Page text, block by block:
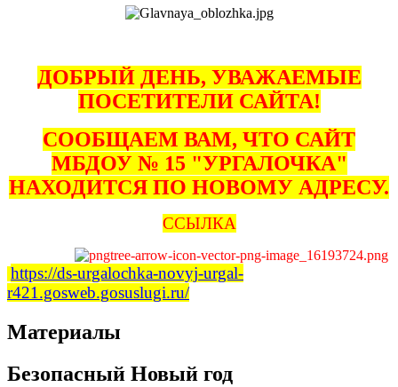
ДОБРЫЙ ДЕНЬ, УВАЖАЕМЫЕ
ПОСЕТИТЕЛИ САЙТА!
СООБЩАЕМ ВАМ, ЧТО САЙТ
МБДОУ № 15 "УРГАЛОЧКА"
НАХОДИТСЯ ПО НОВОМУ АДРЕСУ.
ССЫЛКА
https://ds-urgalochka-novyj-urgal-
r421.gosweb.gosuslugi.ru/
Материалы
Безопасный Новый год